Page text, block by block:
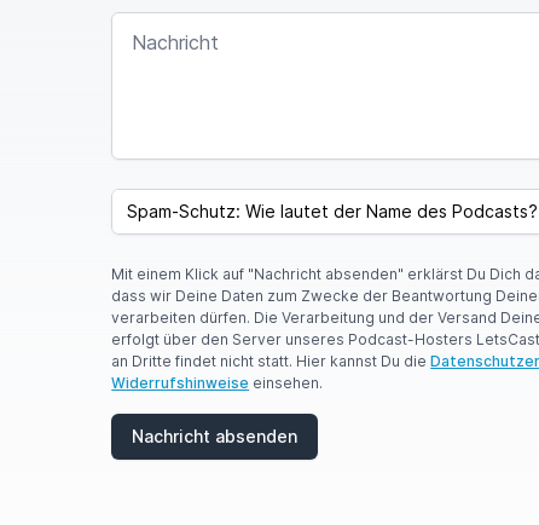
NACHRICHT
F
O
A
R
E
A
H
U
M
N
SPAM CAPTCHA
Mit einem Klick auf "Nachricht absenden" erklärst Du Dich
dass wir Deine Daten zum Zwecke der Beantwortung
verarbeiten dürfen. Die Verarbeitung und der Versand
erfolgt über den Server unseres Podcast-Hosters
an Dritte findet nicht statt. Hier kannst Du die
Widerrufshinweise einsehen.
Nachricht absenden